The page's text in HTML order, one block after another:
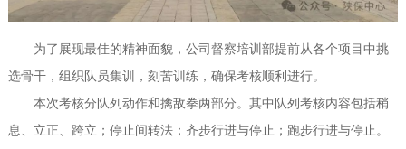
为了展现最佳的精神面貌，公司督察培训部提前从各个项目中挑
选骨干，组织队员集训，刻苦训练，确保考核顺利进行。
本次考核分队列动作和擒敌拳两部分。其中队列考核内容包括稍
息、立正、跨立；停止间转法；齐步行进与停止；跑步行进与停止。